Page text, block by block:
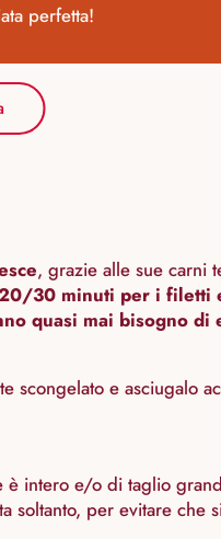
perfetta!
, grazie alle sue carni
30 minuti per i filetti
quasi mai bisogno
e asciugalo
è intero e/o di taglio
per evitare che